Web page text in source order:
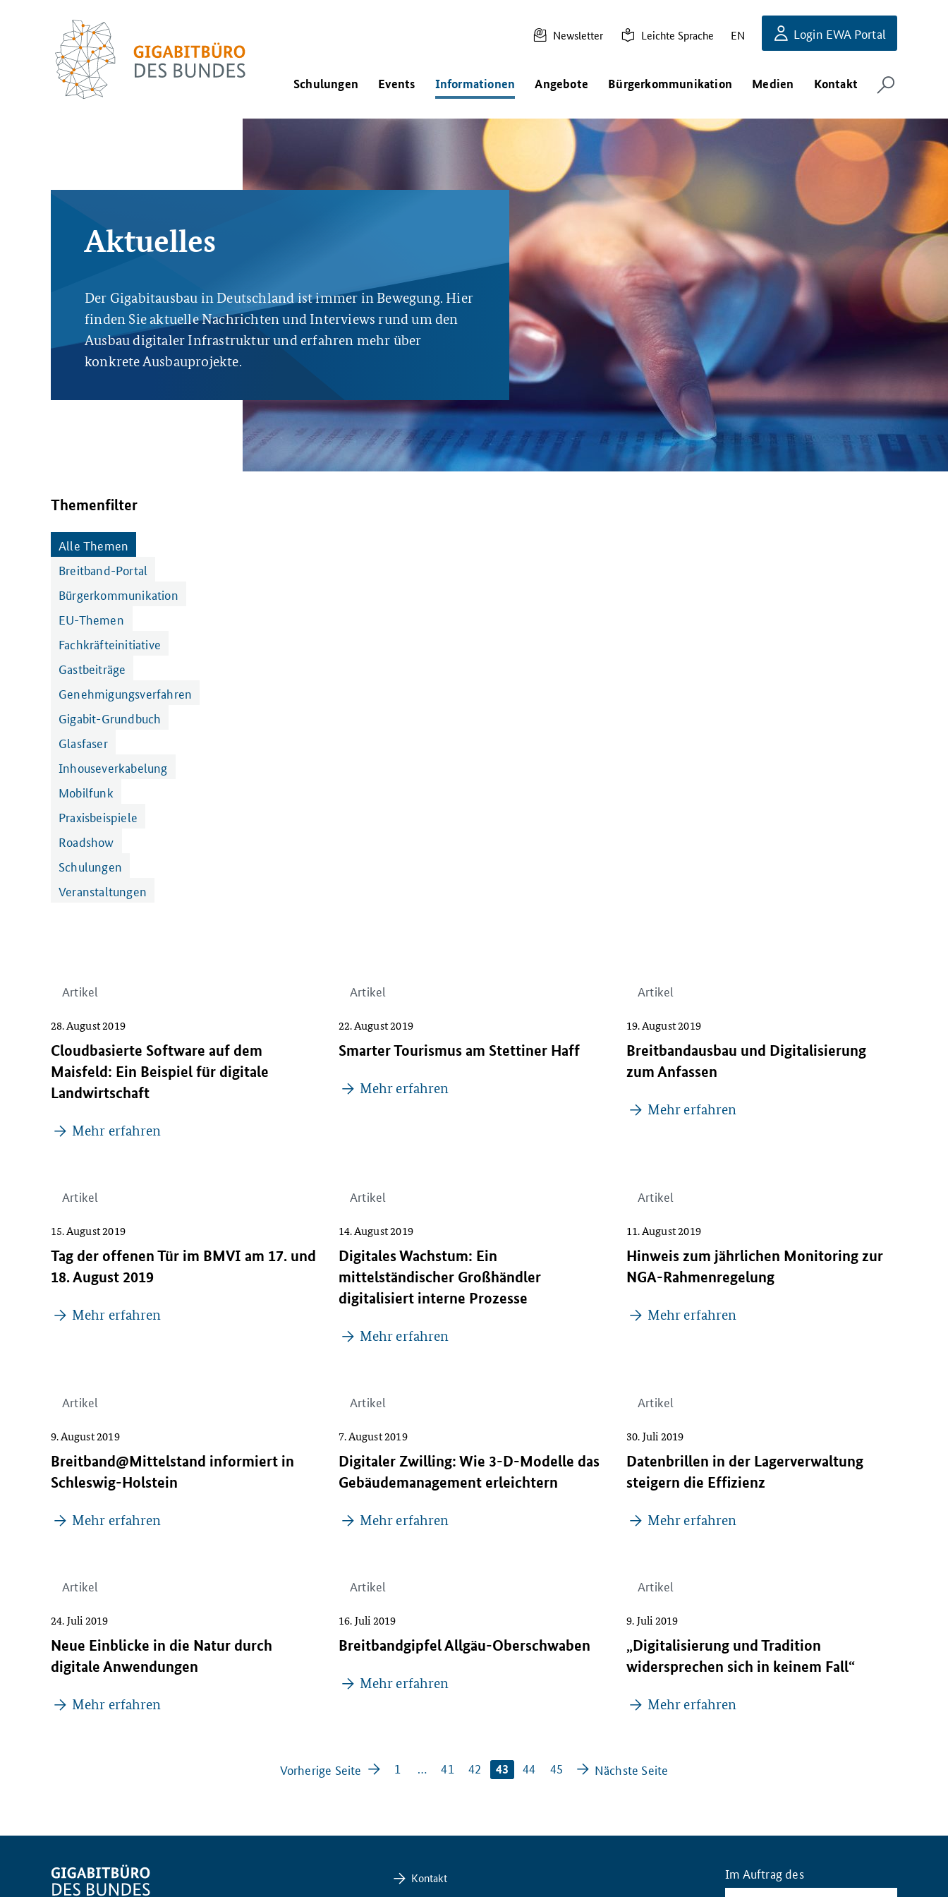
Newsletter Leichte Sprache EN Login EWA Portal
Schulungen Events Informationen Angebote Bürgerkommunikation Medien Kontakt
Aktuelles
Der Gigabitausbau in Deutschland ist immer in Bewegung. Hier
finden Sie aktuelle Nachrichten und Interviews rund um den
Ausbau digitaler Infrastruktur und erfahren mehr über
konkrete Ausbauprojekte.
Themenfilter
Themenfilter
Alle Themen
Breitband-Portal
Bürgerkommunikation
EU-Themen
Fachkräfteinitiative
Gastbeiträge
Genehmigungsverfahren
Gigabit-Grundbuch
Glasfaser
Inhouseverkabelung
Mobilfunk
Praxisbeispiele
Roadshow
Schulungen
Veranstaltungen
Artikel
Cloudbasierte Software auf dem
Maisfeld: Ein Beispiel für digitale
Landwirtschaft
28. August 2019
Mehr erfahren
Artikel
Smarter Tourismus am Stettiner Haff
22. August 2019
Mehr erfahren
Artikel
Breitbandausbau und Digitalisierung
zum Anfassen
19. August 2019
Mehr erfahren
Artikel
Tag der offenen Tür im BMVI am 17. und
18. August 2019
15. August 2019
Mehr erfahren
Artikel
Digitales Wachstum: Ein
mittelständischer Großhändler
digitalisiert interne Prozesse
14. August 2019
Mehr erfahren
Artikel
Hinweis zum jährlichen Monitoring zur
NGA-Rahmenregelung
11. August 2019
Mehr erfahren
Artikel
Breitband@Mittelstand informiert in
Schleswig-Holstein
9. August 2019
Mehr erfahren
Artikel
Digitaler Zwilling: Wie 3-D-Modelle das
Gebäudemanagement erleichtern
7. August 2019
Mehr erfahren
Artikel
Datenbrillen in der Lagerverwaltung
steigern die Effizienz
30. Juli 2019
Mehr erfahren
Artikel
Neue Einblicke in die Natur durch
digitale Anwendungen
24. Juli 2019
Mehr erfahren
Artikel
Breitbandgipfel Allgäu-Oberschwaben
16. Juli 2019
Mehr erfahren
Artikel
„Digitalisierung und Tradition
widersprechen sich in keinem Fall“
9. Juli 2019
Mehr erfahren
Vorherige Seite 1 … 41 42 43 44 45 Nächste Seite
Kontakt Im Auftrag des